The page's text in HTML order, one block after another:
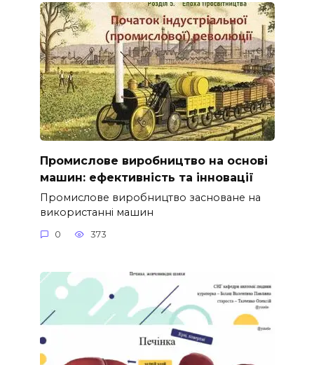
Промислове виробництво на основі
машин: ефективність та інновації
Промислове виробництво засноване на
використанні машин
0 373